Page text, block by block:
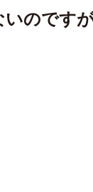
のです